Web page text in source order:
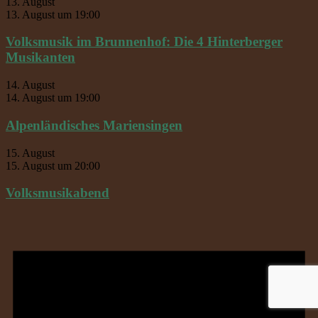
13. August um 19:00
Volksmusik im Brunnenhof: Die 4 Hinterberger
Musikanten
14. August
14. August um 19:00
Alpenländisches Mariensingen
15. August
15. August um 20:00
Volksmusikabend